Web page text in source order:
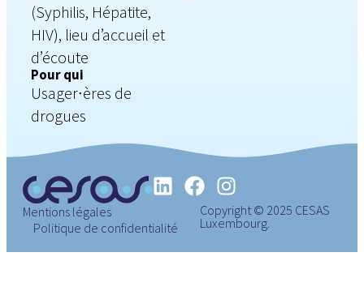
(Syphilis, Hépatite,
HIV), lieu d’accueil et
d’écoute
Pour qui
Usager∙ères de
drogues
Copyright © 2025 CESAS
Luxembourg.
Mentions légales
Politique de confidentialité